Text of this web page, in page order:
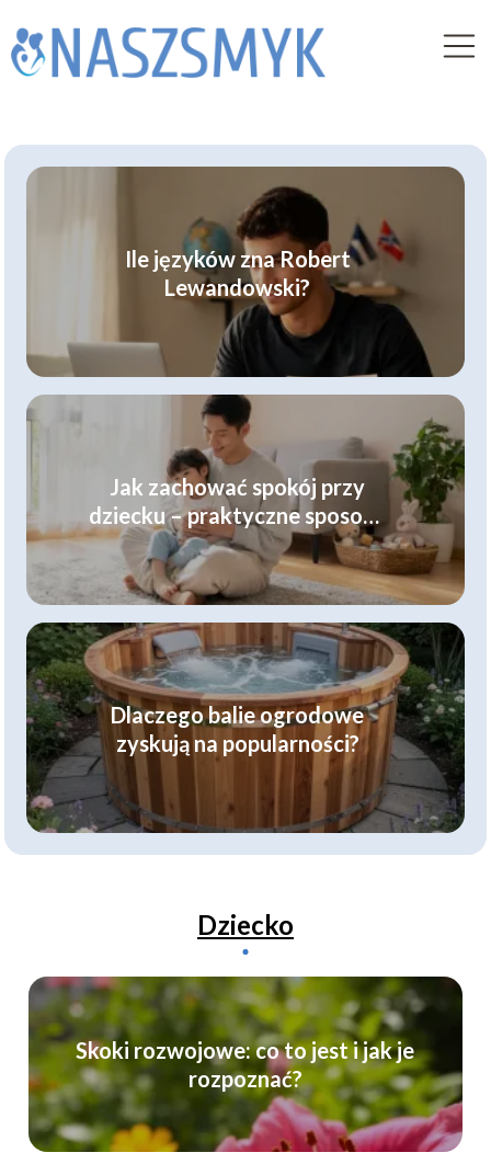
Ile języków zna Robert
Lewandowski?
Jak zachować spokój przy
dziecku – praktyczne sposoby
dla rodziców
Dlaczego balie ogrodowe
zyskują na popularności?
Dziecko
Skoki rozwojowe: co to jest i jak je
rozpoznać?